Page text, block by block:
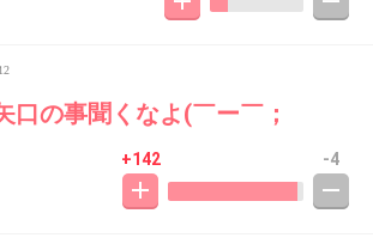
口の事聞くなよ(￣ー￣；
+142 -4